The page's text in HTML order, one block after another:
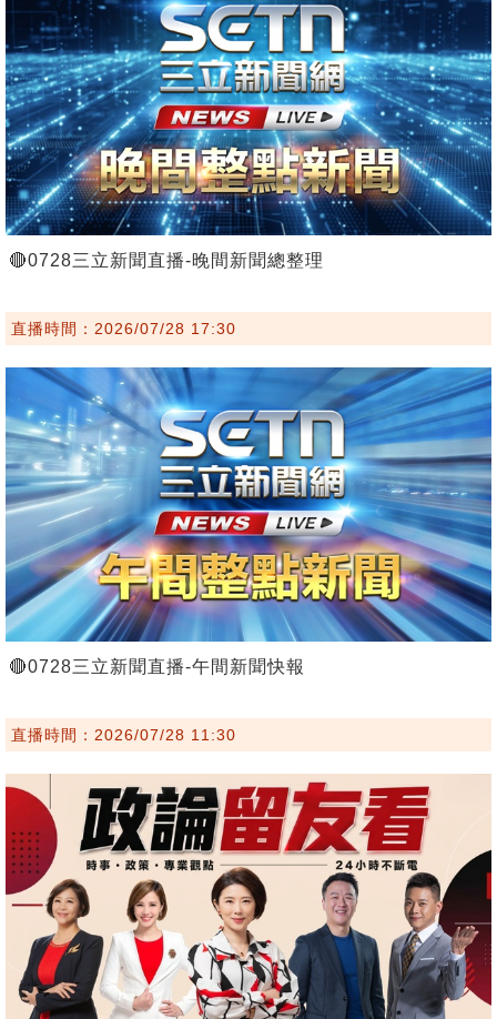
🔴0728三立新聞直播-晚間新聞總整理
直播時間：2026/07/28 17:30
🔴0728三立新聞直播-午間新聞快報
直播時間：2026/07/28 11:30